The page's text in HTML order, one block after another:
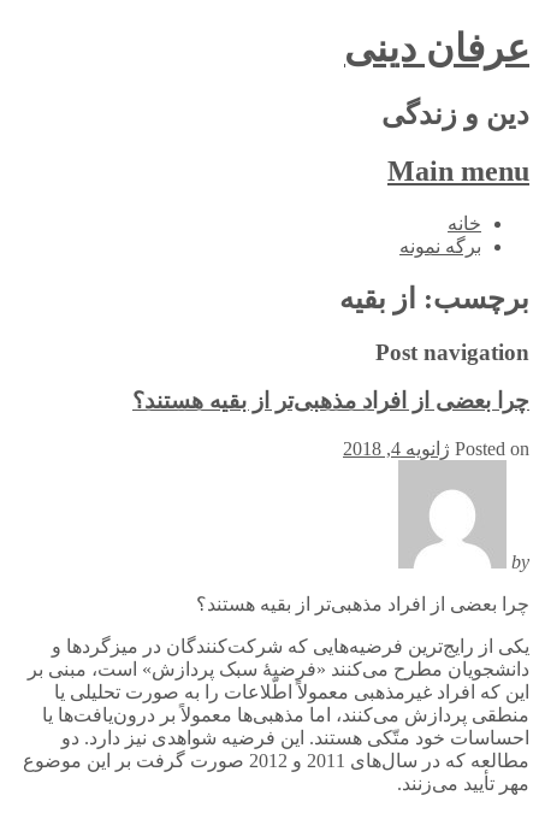
عرفان دینی
دین و زندگی
Main menu
Skip
خانه
برگه نمونه
برچسب: از بقیه
Post navigation
چرا بعضی از افراد مذهبی‌تر از بقیه هستند؟
Posted on ژانویه 4, 2018
by
چرا بعضی از افراد مذهبی‌تر از بقیه هستند؟
یکی از رایج‌ترین فرضیه‌هایی که شرکت‌کنندگان در میزگردها و
دانشجویان مطرح می‌کنند «فرضیۀ سبک پردازش» است، مبنی بر
این که افراد غیرمذهبی معمولاً اطّلاعات را به صورت تحلیلی یا
منطقی پردازش می‌کنند، اما مذهبی‌ها معمولاً بر درون‌یافت‌ها یا
احساسات خود متّکی هستند. این فرضیه شواهدی نیز دارد. دو
مطالعه‌ که در سال‌های 2011 و 2012 صورت گرفت بر این موضوع
مهر تأیید می‌زنند.